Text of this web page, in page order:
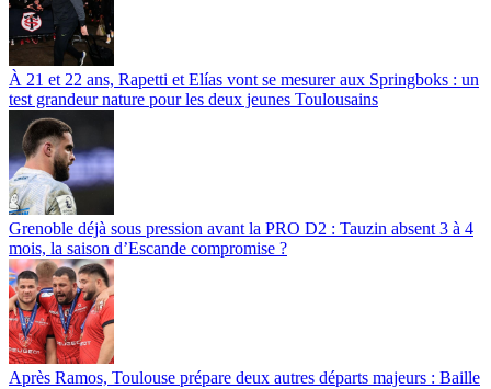
À 21 et 22 ans, Rapetti et Elías vont se mesurer aux Springboks : un
test grandeur nature pour les deux jeunes Toulousains
Grenoble déjà sous pression avant la PRO D2 : Tauzin absent 3 à 4
mois, la saison d’Escande compromise ?
Après Ramos, Toulouse prépare deux autres départs majeurs : Baille